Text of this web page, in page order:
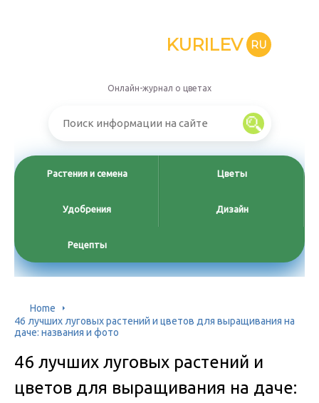
KURILEV RU
Онлайн-журнал о цветах
Растения и семена Цветы
Удобрения Дизайн
Рецепты
Home
46 лучших луговых растений и цветов для выращивания на
даче: названия и фото
46 лучших луговых растений и
цветов для выращивания на даче: